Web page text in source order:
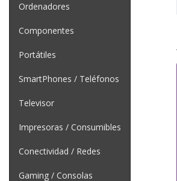
Ordenadores
Componentes
Portátiles
SmartPhones / Teléfonos
Televisor
Impresoras / Consumibles
Conectividad / Redes
Gaming / Consolas